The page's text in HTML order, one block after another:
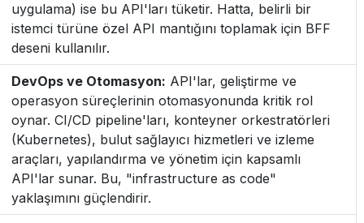
uygulama) ise bu API'ları tüketir. Hatta, belirli bir
istemci türüne özel API mantığını toplamak için BFF
deseni kullanılır.
DevOps ve Otomasyon: API'lar, geliştirme ve
operasyon süreçlerinin otomasyonunda kritik rol
oynar. CI/CD pipeline'ları, konteyner orkestratörleri
(Kubernetes), bulut sağlayıcı hizmetleri ve izleme
araçları, yapılandırma ve yönetim için kapsamlı
API'lar sunar. Bu, "infrastructure as code"
yaklaşımını güçlendirir.